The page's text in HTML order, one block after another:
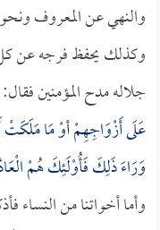
والنهي عن المعروف
وكذلك يحفظ فرجه عن كل
جلاله مدح المؤمنين فقال:
عَلَى أَزْوَاجِهِمْ أوْ مَا مَلَكَتْ
وَرَاءَ ذَلِكَ فَأُوْلَئِكَ هُمْ
وأما أخواتنا من النساء